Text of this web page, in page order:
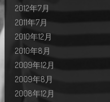
2012年7月
2011年7月
2010年12月
2010年8月
2009年12月
2009年8月
2008年12月